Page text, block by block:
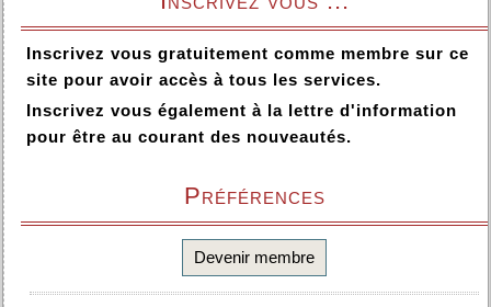
Inscrivez vous gratuitement comme membre sur ce
site pour avoir accès à tous les services.
Inscrivez vous également à la lettre d'information
pour être au courant des nouveautés.
Préférences
Devenir membre